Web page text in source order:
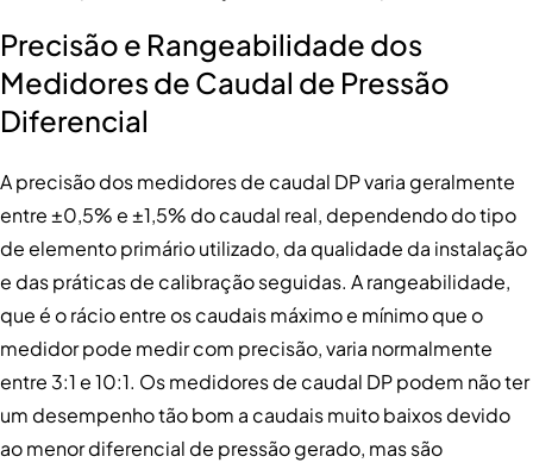
Precisão e Rangeabilidade dos
Medidores de Caudal de Pressão
Diferencial
A precisão dos medidores de caudal DP varia geralmente
entre ±0,5% e ±1,5% do caudal real, dependendo do tipo
de elemento primário utilizado, da qualidade da instalação
e das práticas de calibração seguidas. A rangeabilidade,
que é o rácio entre os caudais máximo e mínimo que o
medidor pode medir com precisão, varia normalmente
entre 3:1 e 10:1. Os medidores de caudal DP podem não ter
um desempenho tão bom a caudais muito baixos devido
ao menor diferencial de pressão gerado, mas são